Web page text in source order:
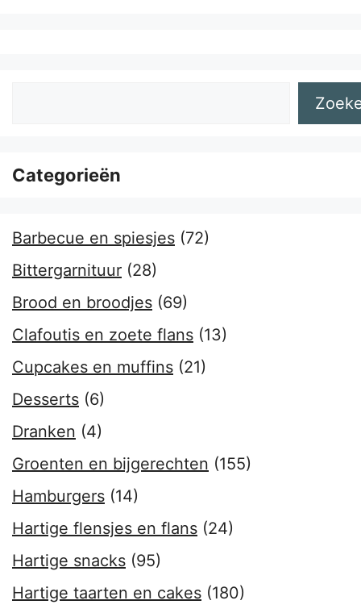
Categorieën
Barbecue en spiesjes (72)
Bittergarnituur (28)
Brood en broodjes (69)
Clafoutis en zoete flans (13)
Cupcakes en muffins (21)
Desserts (6)
Dranken (4)
Groenten en bijgerechten (155)
Hamburgers (14)
Hartige flensjes en flans (24)
Hartige snacks (95)
Hartige taarten en cakes (180)